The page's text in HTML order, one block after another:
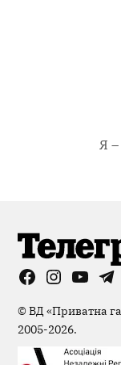
Я –
FacebookInstagram
YouTube
©ВД «Приватна
2005-2026.